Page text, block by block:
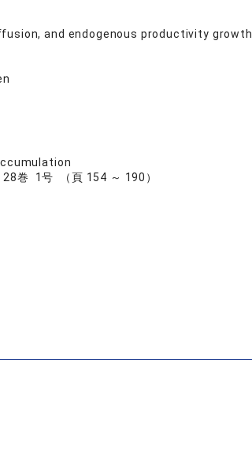
and endogenous productivity growth
28巻 1号 （頁 154 ～ 190）